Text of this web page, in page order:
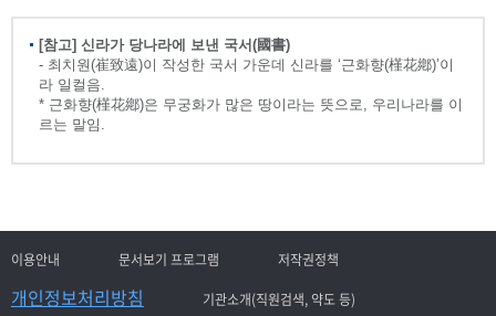
[참고] 신라가 당나라에 보낸 국서(國書)
- 최치원(崔致遠)이 작성한 국서 가운데 신라를 ‘근화향(槿花鄕)’이
라 일컬음.
* 근화향(槿花鄕)은 무궁화가 많은 땅이라는 뜻으로, 우리나라를 이
르는 말임.
이용안내 문서보기 프로그램 저작권정책
개인정보처리방침 기관소개(직원검색, 약도 등)